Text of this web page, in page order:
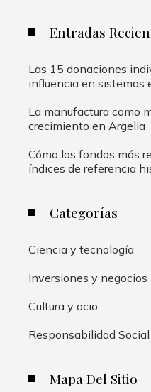
Entradas
Las 15 donaciones
influencia en sistemas
La manufactura como
crecimiento en Argelia
Cómo los fondos más
índices de referencia
Categorías
Ciencia y tecnología
Inversiones y negocios
Cultura y ocio
Responsabilidad Social
Mapa Del Sitio